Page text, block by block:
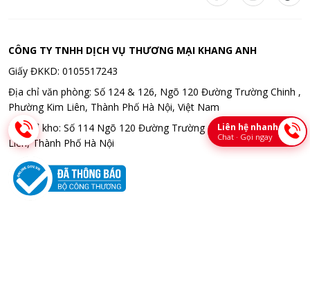
CÔNG TY TNHH DỊCH VỤ THƯƠNG MẠI KHANG ANH
Giấy ĐKKD: 0105517243
Địa chỉ văn phòng: Số 124 & 126, Ngõ 120 Đường Trường Chinh ,
Phường Kim Liên, Thành Phố Hà Nội, Việt Nam
Địa chỉ kho: Số 114 Ngõ 120 Đường Trường Chinh , Phường Kim
Liên, Thành Phố Hà Nội
Liên hệ nhanh
Chat · Gọi ngay